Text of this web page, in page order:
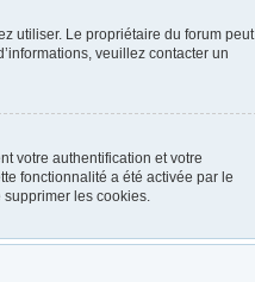
utiliser. Le propriétaire du forum peut
veuillez contacter un
votre authentification et votre
fonctionnalité a été activée par le
les cookies.